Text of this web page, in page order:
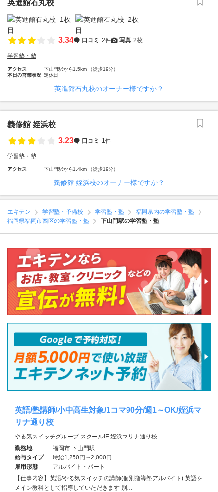
英進館石丸校
3.34 口コミ 2件 写真 2枚
学習塾・塾
アクセス
下山門駅から1.5km （徒歩19分）
本日の営業状況 定休日
英進館石丸校のオーナー様ですか？
義修館 姪浜校
3.23
口コミ 1件
学習塾・塾
アクセス 下山門駅から1.4km （徒歩19分）
義修館 姪浜校のオーナー様ですか？
エキテン 学習塾・予備校 学習塾・塾
福岡県内の学習塾・塾
福岡県福岡市西区の学習塾・塾
下山門駅の学習塾・塾
英語/塾講師/小中高生対象/1コマ90分/週1～OK/姪浜マ
リナ通り校
やる気スイッチグループ スクールIE 姪浜マリナ通り校
勤務地
福岡市 下山門駅
給与タイプ
時給1,250円～2,000円
雇用形態
アルバイト・パート
【仕事内容】英語/やる気スイッチの講師(個別指導塾アルバイト) 英語を
メイン教科として指導していただきます 別…